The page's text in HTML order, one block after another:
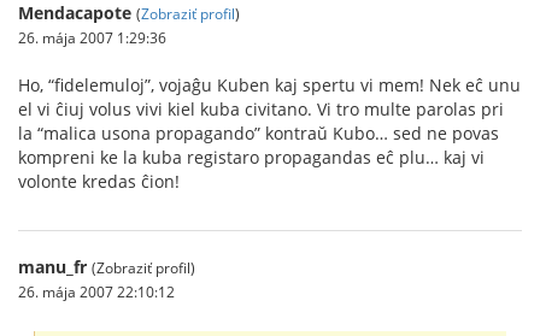
Mendacapote (Zobraziť profil)
26. mája 2007 1:29:36
Ho, “fidelemuloj”, vojaĝu Kuben kaj spertu vi mem! Nek eĉ unu
el vi ĉiuj volus vivi kiel kuba civitano. Vi tro multe parolas pri
la “malica usona propagando” kontraŭ Kubo… sed ne povas
kompreni ke la kuba registaro propagandas eĉ plu… kaj vi
volonte kredas ĉion!
manu_fr (Zobraziť profil)
26. mája 2007 22:10:12